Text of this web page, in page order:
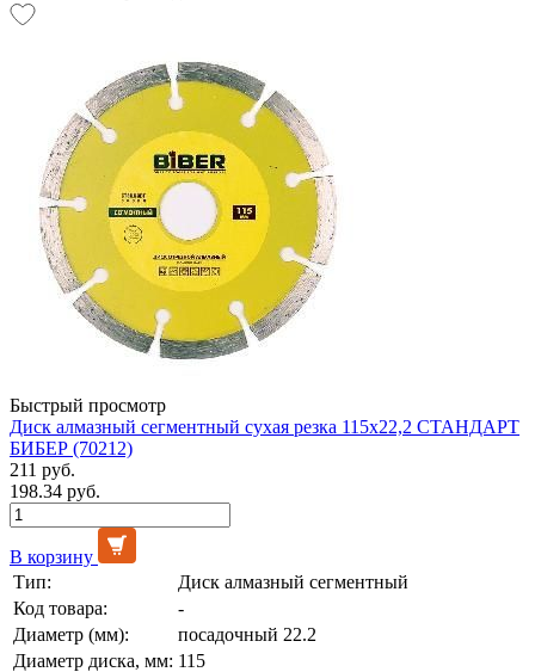
Быстрый просмотр
Диск алмазный сегментный сухая резка 115х22,2 СТАНДАРТ
БИБЕР (70212)
211 руб.
198.34 руб.
В корзину
Тип:
Диск алмазный сегментный
Код товара:
-
Диаметр (мм):
посадочный 22.2
Диаметр диска, мм: 115